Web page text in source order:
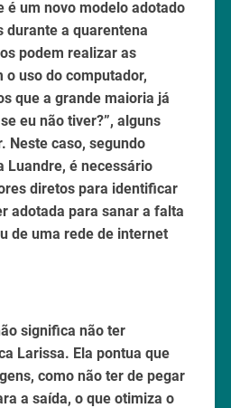
é um novo modelo adotado
durante a quarentena
podem realizar as
uso do computador,
que a grande maioria já
eu não tiver?”, alguns
Neste caso, segundo
Luandre, é necessário
diretos para identificar
adotada para sanar a falta
de uma rede de internet
significa não ter
Larissa. Ela pontua que
como não ter de pegar
a saída, o que otimiza o